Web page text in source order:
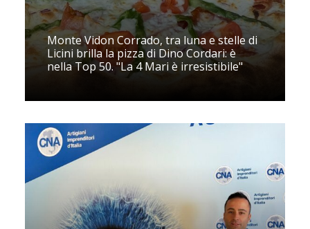
Monte Vidon Corrado, tra luna e stelle di
Licini brilla la pizza di Dino Cordari: è
nella Top 50. "La 4 Mari è irresistibile"